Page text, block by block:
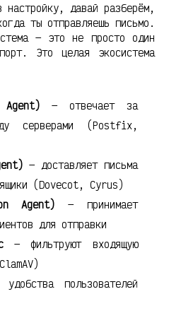
настройку, давай разберём,
ты отправляешь письмо.
— это не просто один
Это целая экосистема
— отвечает за
серверами (Postfix,
— доставляет письма
(Dovecot, Cyrus)
Agent) — принимает
для отправки
— фильтруют входящую
пользователей